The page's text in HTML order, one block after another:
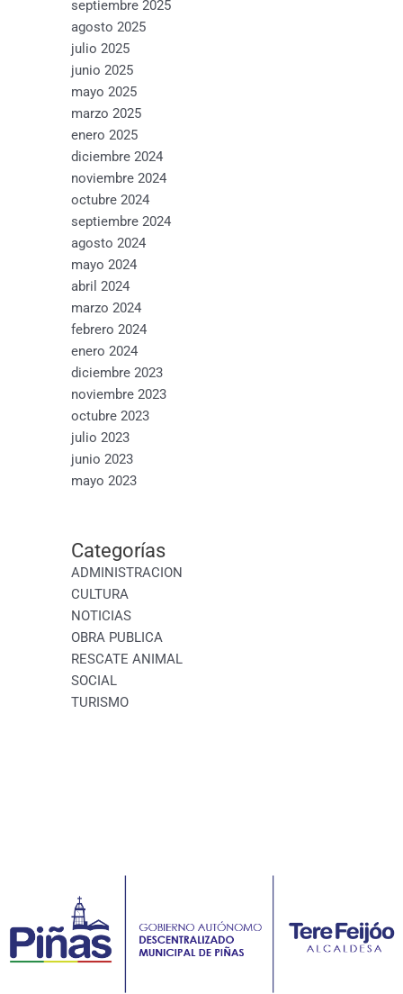
septiembre 2025
agosto 2025
julio 2025
junio 2025
mayo 2025
marzo 2025
enero 2025
diciembre 2024
noviembre 2024
octubre 2024
septiembre 2024
agosto 2024
mayo 2024
abril 2024
marzo 2024
febrero 2024
enero 2024
diciembre 2023
noviembre 2023
octubre 2023
julio 2023
junio 2023
mayo 2023
Categorías
ADMINISTRACION
CULTURA
NOTICIAS
OBRA PUBLICA
RESCATE ANIMAL
SOCIAL
TURISMO